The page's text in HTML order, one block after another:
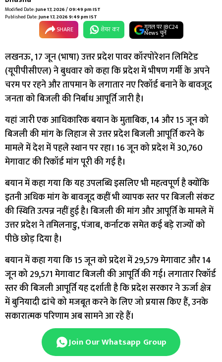
Modified Date:June 17, 2026 / 09:49 pm IST
Published Date:June 17, 2026 9:49 pm IST
SHARE शेयर कर गूगल पर IBC24
News चुनें
लखनऊ, 17 जून (भाषा) उत्तर प्रदेश पावर कॉरपोरेशन लिमिटेड
(यूपीपीसीएल) ने बुधवार को कहा कि प्रदेश में भीषण गर्मी के अपने
चरम पर रहने और तापमान के लगातार नए रिकॉर्ड बनाने के बावजूद
जनता को बिजली की निर्बाध आपूर्ति जारी है।
यहां जारी एक आधिकारिक बयान के मुताबिक, 14 और 15 जून को
बिजली की मांग के लिहाज से उत्तर प्रदेश बिजली आपूर्ति करने के
मामले में देश में पहले स्थान पर रहा। 16 जून को प्रदेश में 30,760
मेगावाट की रिकॉर्ड मांग पूरी की गई है।
बयान में कहा गया कि यह उपलब्धि इसलिए भी महत्वपूर्ण है क्योंकि
इतनी अधिक मांग के बावजूद कहीं भी व्यापक स्तर पर बिजली संकट
की स्थिति उत्पन्न नहीं हुई है। बिजली की मांग और आपूर्ति के मामले में
उत्तर प्रदेश ने तमिलनाडु, पंजाब, कर्नाटक समेत कई बड़े राज्यों को
पीछे छोड़ दिया है।
बयान में कहा गया कि 15 जून को प्रदेश में 29,579 मेगावाट और 14
जून को 29,571 मेगावाट बिजली की आपूर्ति की गई। लगातार रिकॉर्ड
स्तर की बिजली आपूर्ति यह दर्शाती है कि प्रदेश सरकार ने ऊर्जा क्षेत्र
में बुनियादी ढांचे को मजबूत करने के लिए जो प्रयास किए हैं, उनके
सकारात्मक परिणाम अब सामने आ रहे हैं।
Join Our Whatsapp Group